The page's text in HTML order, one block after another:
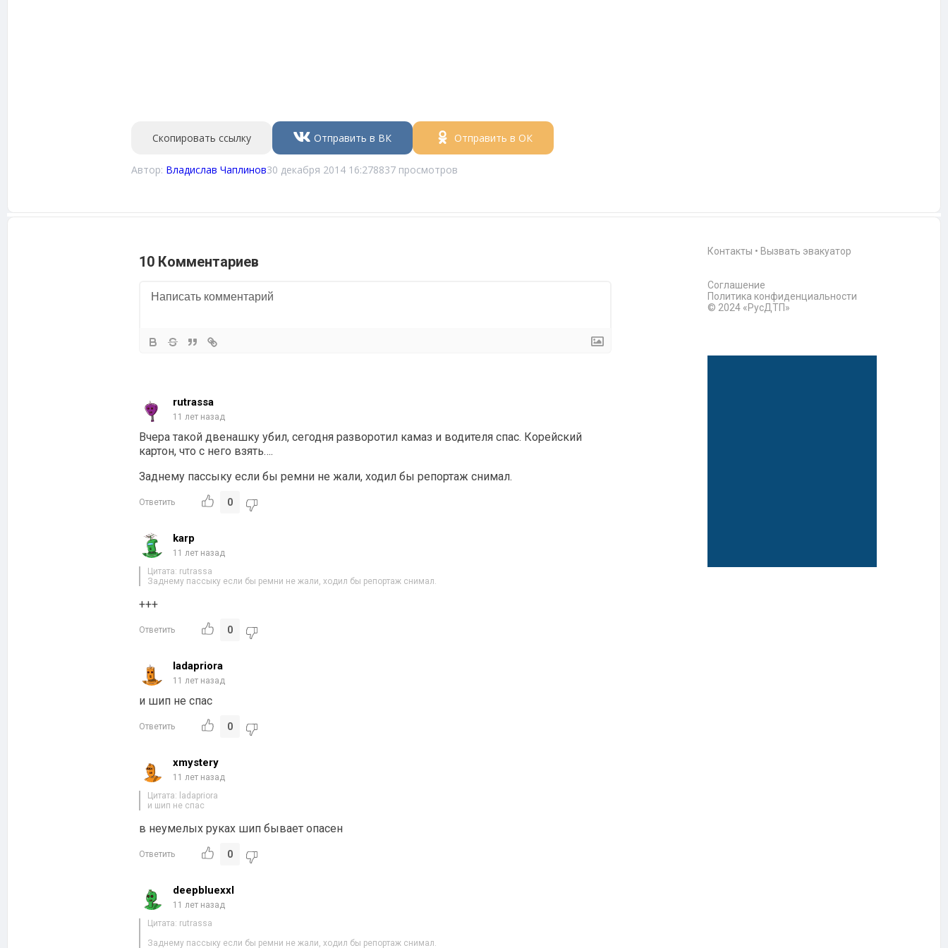
Скопировать ссылку Отправить в ВК Отправить в ОК
Автор: Владислав Чаплинов30 декабря 2014 16:278837 просмотров
10 Комментариев
rutrassa
11 лет назад
Вчера такой двенашку убил, сегодня разворотил камаз и водителя спас. Корейский
картон, что с него взять….
Заднему пассыку если бы ремни не жали, ходил бы репортаж снимал.
Ответить 0
karp
11 лет назад
Цитата: rutrassa
Заднему пассыку если бы ремни не жали, ходил бы репортаж снимал.
+++
Ответить 0
ladapriora
11 лет назад
и шип не спас
Ответить 0
xmystery
11 лет назад
Цитата: ladapriora
и шип не спас
в неумелых руках шип бывает опасен
Ответить 0
deepbluexxl
11 лет назад
Цитата: rutrassa
Заднему пассыку если бы ремни не жали, ходил бы репортаж снимал.
Контакты • Вызвать эвакуатор
Соглашение
Политика конфиденциальности
© 2024 «РусДТП»